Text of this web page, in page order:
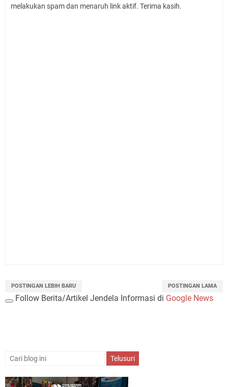
melakukan spam dan menaruh link aktif. Terima kasih.
POSTINGAN LEBIH BARU POSTINGAN LAMA
Follow Berita/Artikel Jendela Informasi di Google News